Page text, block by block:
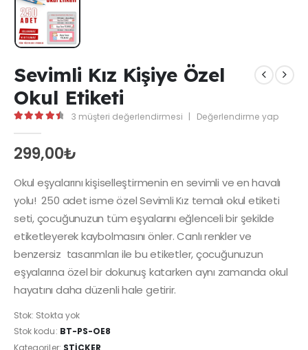
Sevimli Kız Kişiye Özel
Okul Etiketi
3 müşteri değerlendirmesi | Değerlendirme yap
299,00₺
Okul eşyalarını kişiselleştirmenin en sevimli ve en havalı
yolu! 250 adet isme özel Sevimli Kız temalı okul etiketi
seti, çocuğunuzun tüm eşyalarını eğlenceli bir şekilde
etiketleyerek kaybolmasını önler. Canlı renkler ve
benzersiz tasarımları ile bu etiketler, çocuğunuzun
eşyalarına özel bir dokunuş katarken aynı zamanda okul
hayatını daha düzenli hale getirir.
Stok: Stokta yok
Stok kodu: BT-PS-OE8
Kategoriler: STICKER